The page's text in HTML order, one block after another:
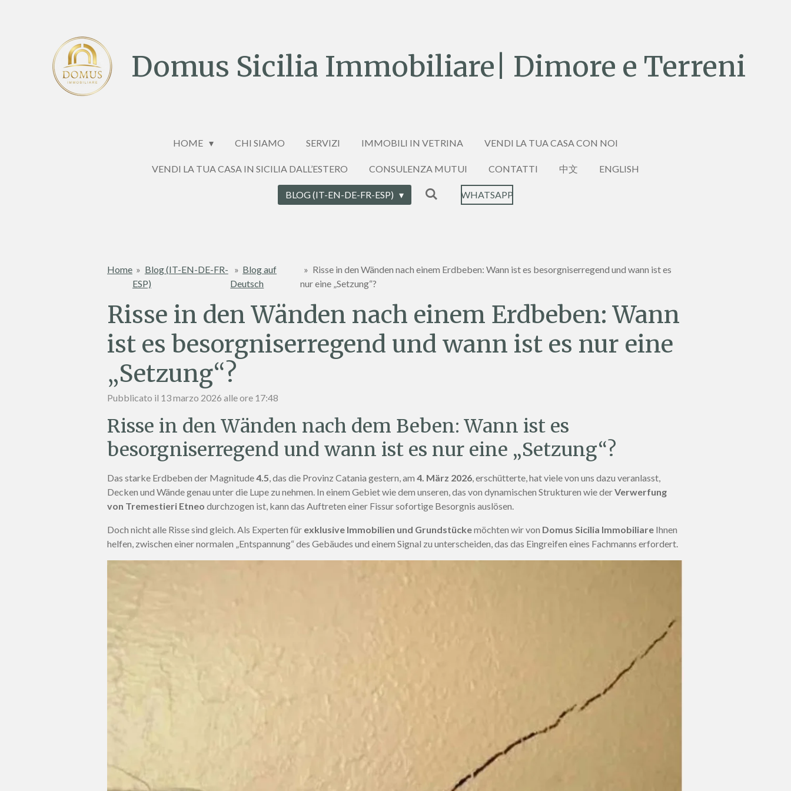
Domus Sicilia Immobiliare| Dimore e Terreni
HOME CHI SIAMO SERVIZI IMMOBILI IN VETRINA VENDI LA TUA CASA CON NOI
VENDI LA TUA CASA IN SICILIA DALL’ESTERO CONSULENZA MUTUI CONTATTI 中文 ENGLISH
BLOG (IT-EN-DE-FR-ESP) WHATSAPP
Home » Blog (IT-EN-DE-FR-
ESP)
» Blog auf
Deutsch
» Risse in den Wänden nach einem Erdbeben: Wann ist es besorgniserregend und wann ist es
nur eine „Setzung“?
Risse in den Wänden nach einem Erdbeben: Wann
ist es besorgniserregend und wann ist es nur eine
„Setzung“?
Pubblicato il 13 marzo 2026 alle ore 17:48
Risse in den Wänden nach dem Beben: Wann ist es
besorgniserregend und wann ist es nur eine „Setzung“?
Das starke Erdbeben der Magnitude4.5, das die Provinz Catania gestern, am 4. März 2026, erschütterte, hat viele von uns dazu veranlasst,
Decken und Wände genau unter die Lupe zu nehmen. In einem Gebiet wie dem unseren, das von dynamischen Strukturen wie derVerwerfung
von Tremestieri Etneo durchzogen ist, kann das Auftreten einer Fissur sofortige Besorgnis auslösen.
Doch nicht alle Risse sind gleich. Als Experten für exklusive Immobilien und Grundstückemöchten wir von Domus Sicilia Immobiliare Ihnen
helfen, zwischen einer normalen „Entspannung“ des Gebäudes und einem Signal zu unterscheiden, das das Eingreifen eines Fachmanns erfordert.